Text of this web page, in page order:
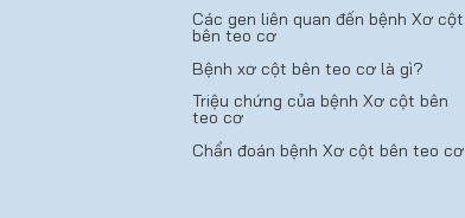
Các gen liên quan đến bệnh Xơ cột
bên teo cơ
Bệnh xơ cột bên teo cơ là gì?
Triệu chứng của bệnh Xơ cột bên
teo cơ
Chẩn đoán bệnh Xơ cột bên teo cơ